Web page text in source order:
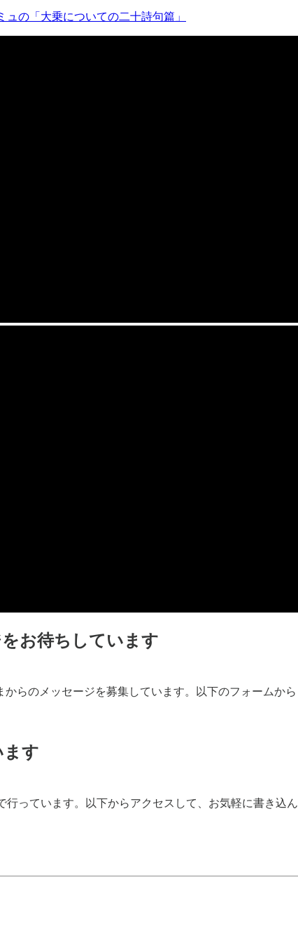
の「大乗についての二十詩句篇」
お待ちしています
らのメッセージを募集しています。以下のフォームから
ます
行っています。以下からアクセスして、お気軽に書き込ん